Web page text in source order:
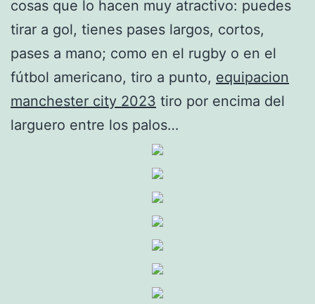
cosas que lo hacen muy atractivo: puedes
tirar a gol, tienes pases largos, cortos,
pases a mano; como en el rugby o en el
fútbol americano, tiro a punto, equipacion
manchester city 2023 tiro por encima del
larguero entre los palos…